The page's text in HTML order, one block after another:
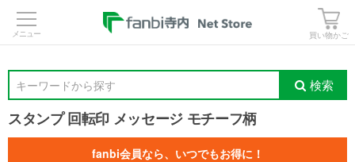
買い物かご
キーワードから探す 検索
スタンプ 回転印 メッセージ モチーフ柄
fanbi会員なら、いつでもお得に！